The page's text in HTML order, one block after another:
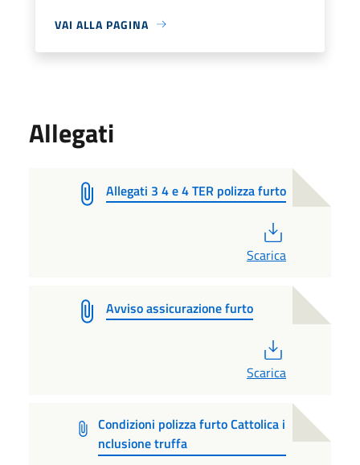
VAI ALLA PAGINA
Allegati
Allegati 3 4 e 4 TER polizza furto
Scarica
Avviso assicurazione furto
Scarica
Condizioni polizza furto Cattolica i
nclusione truffa